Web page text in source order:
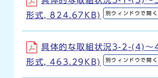
形式, 824.67KB)
別ウィンドウで開く
具体的な取組状況3-2-(4)
形式, 463.29KB)
別ウィンドウで開く